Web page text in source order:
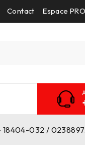
Contact Espace PRO
18404-032 /